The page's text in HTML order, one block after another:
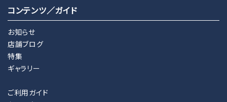
コンテンツ／ガイド
お知らせ
店舗ブログ
特集
ギャラリー
ご利用ガイド